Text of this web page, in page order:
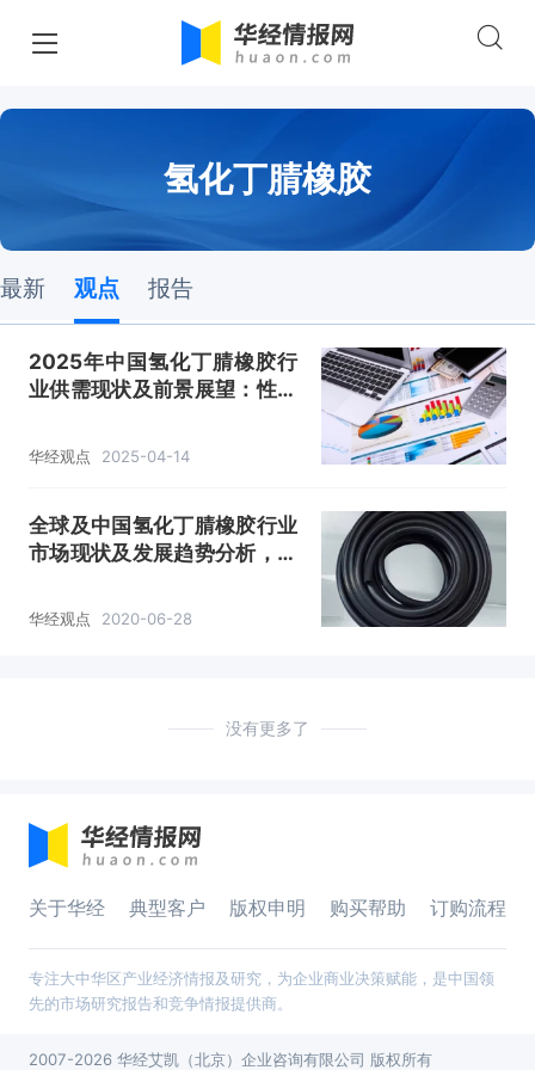
氢化丁腈橡胶
最新 观点 报告
2025年中国氢化丁腈橡胶行
业供需现状及前景展望：性能
「图」
华经观点 2025-04-14
全球及中国氢化丁腈橡胶行业
市场现状及发展趋势分析，国
华经观点 2020-06-28
没有更多了
关于华经 典型客户 版权申明 购买帮助 订购流程
专注大中华区产业经济情报及研究，为企业商业决策赋能，是中国领
先的市场研究报告和竞争情报提供商。
2007-2026 华经艾凯（北京）企业咨询有限公司 版权所有